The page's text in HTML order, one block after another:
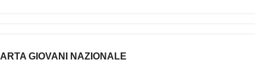
GIOVANI NAZIONALE